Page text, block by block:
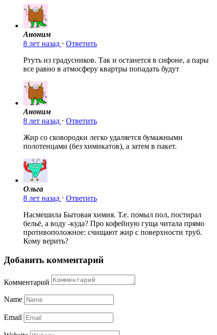
Аноним
8 лет назад ⋅ Ответить
Ртуть из градусников. Так и останется в сифоне, а пары
все равно в атмосферу квартры попадать будут
Аноним
8 лет назад ⋅ Ответить
Жир со сковородки легко удаляется бумажными
полотенцами (без химикатов), а затем в пакет.
Ольга
8 лет назад ⋅ Ответить
Насмешила Бытовая химия. Т.е. помыл пол, постирал
бельё, а воду -куда? Про кофейную гуща читала прямо
противоположное: счищают жир с поверхности труб.
Кому верить?
Добавить комментарий
Комментарий
Name
Email